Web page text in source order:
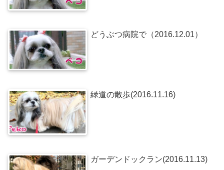
どうぶつ病院で（2016.12.01）
緑道の散歩(2016.11.16)
ガーデンドックラン(2016.11.13)